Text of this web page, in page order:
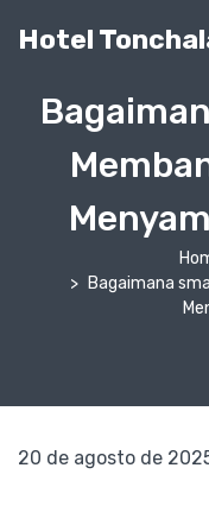
Hotel
Bagaimana
20 de agosto de
20 de agosto de